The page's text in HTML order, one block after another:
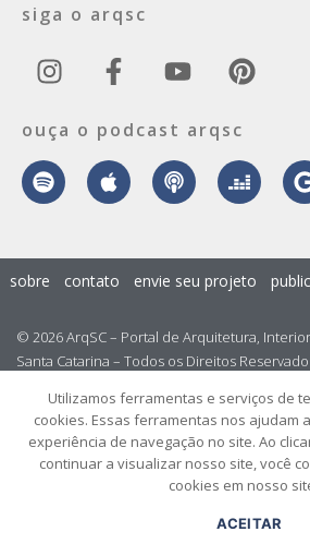
siga o arqsc
ouça o podcast arqsc
© 2026 ArqSC – Portal de Arquitetura,
Santa Catarina – Todos os Direitos
sobre contato envie seu projeto
Utilizamos ferramentas e serviços de
cookies. Essas ferramentas nos ajudam
experiência de navegação no site. Ao
continuar a visualizar nosso site, você
cookies em nosso
ACEITAR